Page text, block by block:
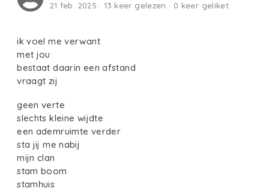
21 feb. 2025 · 13 keer gelezen · 0 keer geliket
ik voel me verwant
met jou
bestaat daarin een afstand
vraagt zij
geen verte
slechts kleine wijdte
een ademruimte verder
sta jij me nabij
mijn clan
stam boom
stamhuis